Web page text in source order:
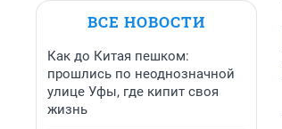
ВСЕ НОВОСТИ
Как до Китая пешком:
прошлись по неоднозначной
улице Уфы, где кипит своя
жизнь